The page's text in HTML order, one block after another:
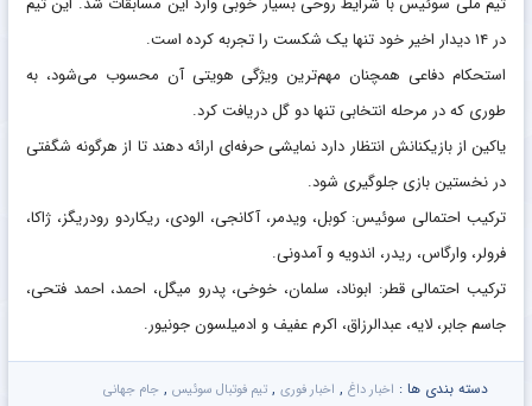
در ۱۴ دیدار اخیر خود تنها یک شکست را تجربه کرده است.
استحکام دفاعی همچنان مهم‌ترین ویژگی هویتی آن محسوب می‌شود، به‌
طوری که در مرحله انتخابی تنها دو گل دریافت کرد.
یاکین از بازیکنانش انتظار دارد نمایشی حرفه‌ای ارائه دهند تا از هرگونه شگفتی
در نخستین بازی جلوگیری شود.
ترکیب احتمالی سوئیس: کوبل، ویدمر، آکانجی، الودی، ریکاردو رودریگز، ژاکا،
فرولر، وارگاس، ریدر، اندویه و آمدونی.
ترکیب احتمالی قطر: ابوناد، سلمان، خوخی، پدرو میگل، احمد، احمد فتحی،
جاسم جابر، لایه، عبدالرزاق، اکرم عفیف و ادمیلسون جونیور.
دسته بندی ها : اخبار داغ , اخبار فوری , تیم فوتبال سوئیس , جام جهانی